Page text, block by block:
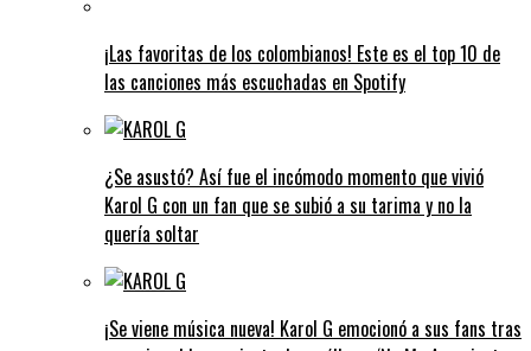
¡Las favoritas de los colombianos! Este es el top 10 de
las canciones más escuchadas en Spotify
¿Se asustó? Así fue el incómodo momento que vivió
Karol G con un fan que se subió a su tarima y no la
quería soltar
¡Se viene música nueva! Karol G emocionó a sus fans tras